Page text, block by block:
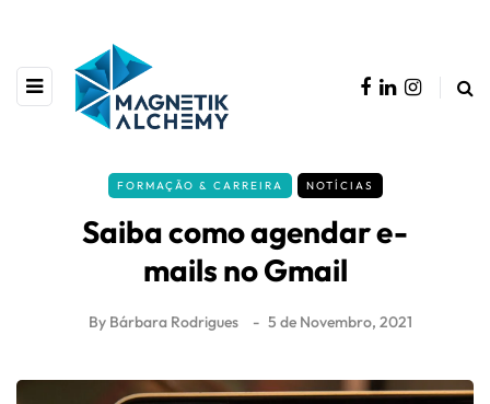
FORMAÇÃO & CARREIRA NOTÍCIAS
Saiba como agendar e-
mails no Gmail
By Bárbara Rodrigues 5 de Novembro, 2021